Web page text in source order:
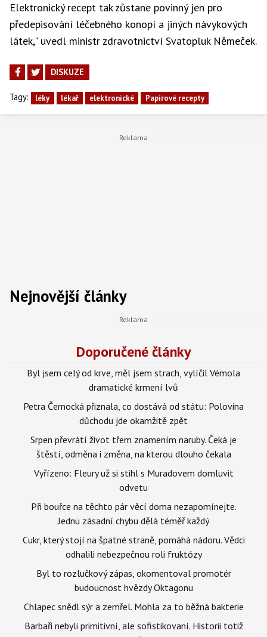
Elektronický recept tak zůstane povinný jen pro
předepisování léčebného konopí a jiných návykových
látek," uvedl ministr zdravotnictví Svatopluk Němeček.
DISKUZE
Tagy: léky lékař elektronické Papírové recepty
Nejnovější články
Doporučené články
Byl jsem celý od krve, měl jsem strach, vylíčil Vémola
dramatické krmení lvů
Petra Černocká přiznala, co dostává od státu: Polovina
důchodu jde okamžitě zpět
Srpen převrátí život třem znamením naruby. Čeká je
štěstí, odměna i změna, na kterou dlouho čekala
Vyřízeno: Fleury už si stihl s Muradovem domluvit
odvetu
Při bouřce na těchto pár věcí doma nezapomínejte.
Jednu zásadní chybu dělá téměř každý
Cukr, který stojí na špatné straně, pomáhá nádoru. Vědci
odhalili nebezpečnou roli fruktózy
Byl to rozlučkový zápas, okomentoval promotér
budoucnost hvězdy Oktagonu
Chlapec snědl sýr a zemřel. Mohla za to běžná bakterie
Barbaři nebyli primitivní, ale sofistikovaní. Historii totiž